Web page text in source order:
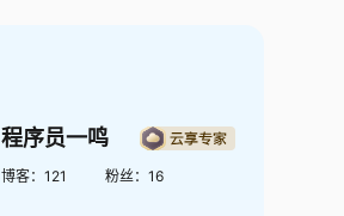
程序员一鸣
博客： 121 粉丝： 16